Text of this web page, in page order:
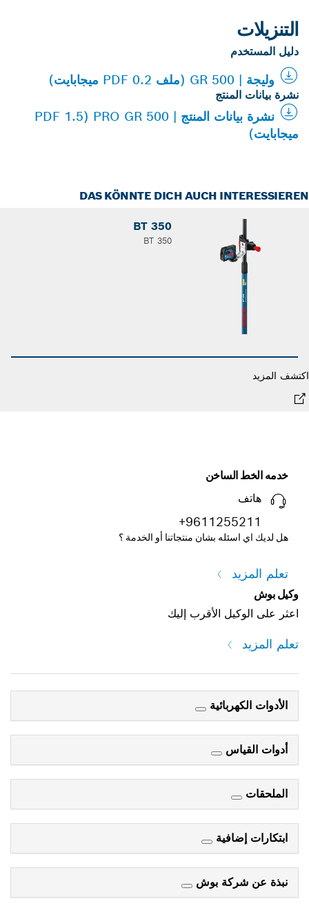
التنزيلات
دليل المستخدم
وليجة | GR 500 (ملف PDF 0.2 ميجابايت)
نشرة بيانات المنتج
نشرة بيانات المنتج | PRO GR 500 (PDF 1.5
ميجابايت)
DAS KÖNNTE DICH AUCH
BT 350
BT 350
المزيد
خدمه الخط الساخن
هاتف
+9611255211
هل لديك اي اسئله بشان منتجاتنا أو الخدمة ؟
تعلم المزيد
وكيل بوش
اعثر على الوكيل الأقرب إليك
تعلم المزيد
الأدوات الكهربائية
أدوات القياس
الملحقات
ابتكارات إضافية
نبذة عن شركة بوش